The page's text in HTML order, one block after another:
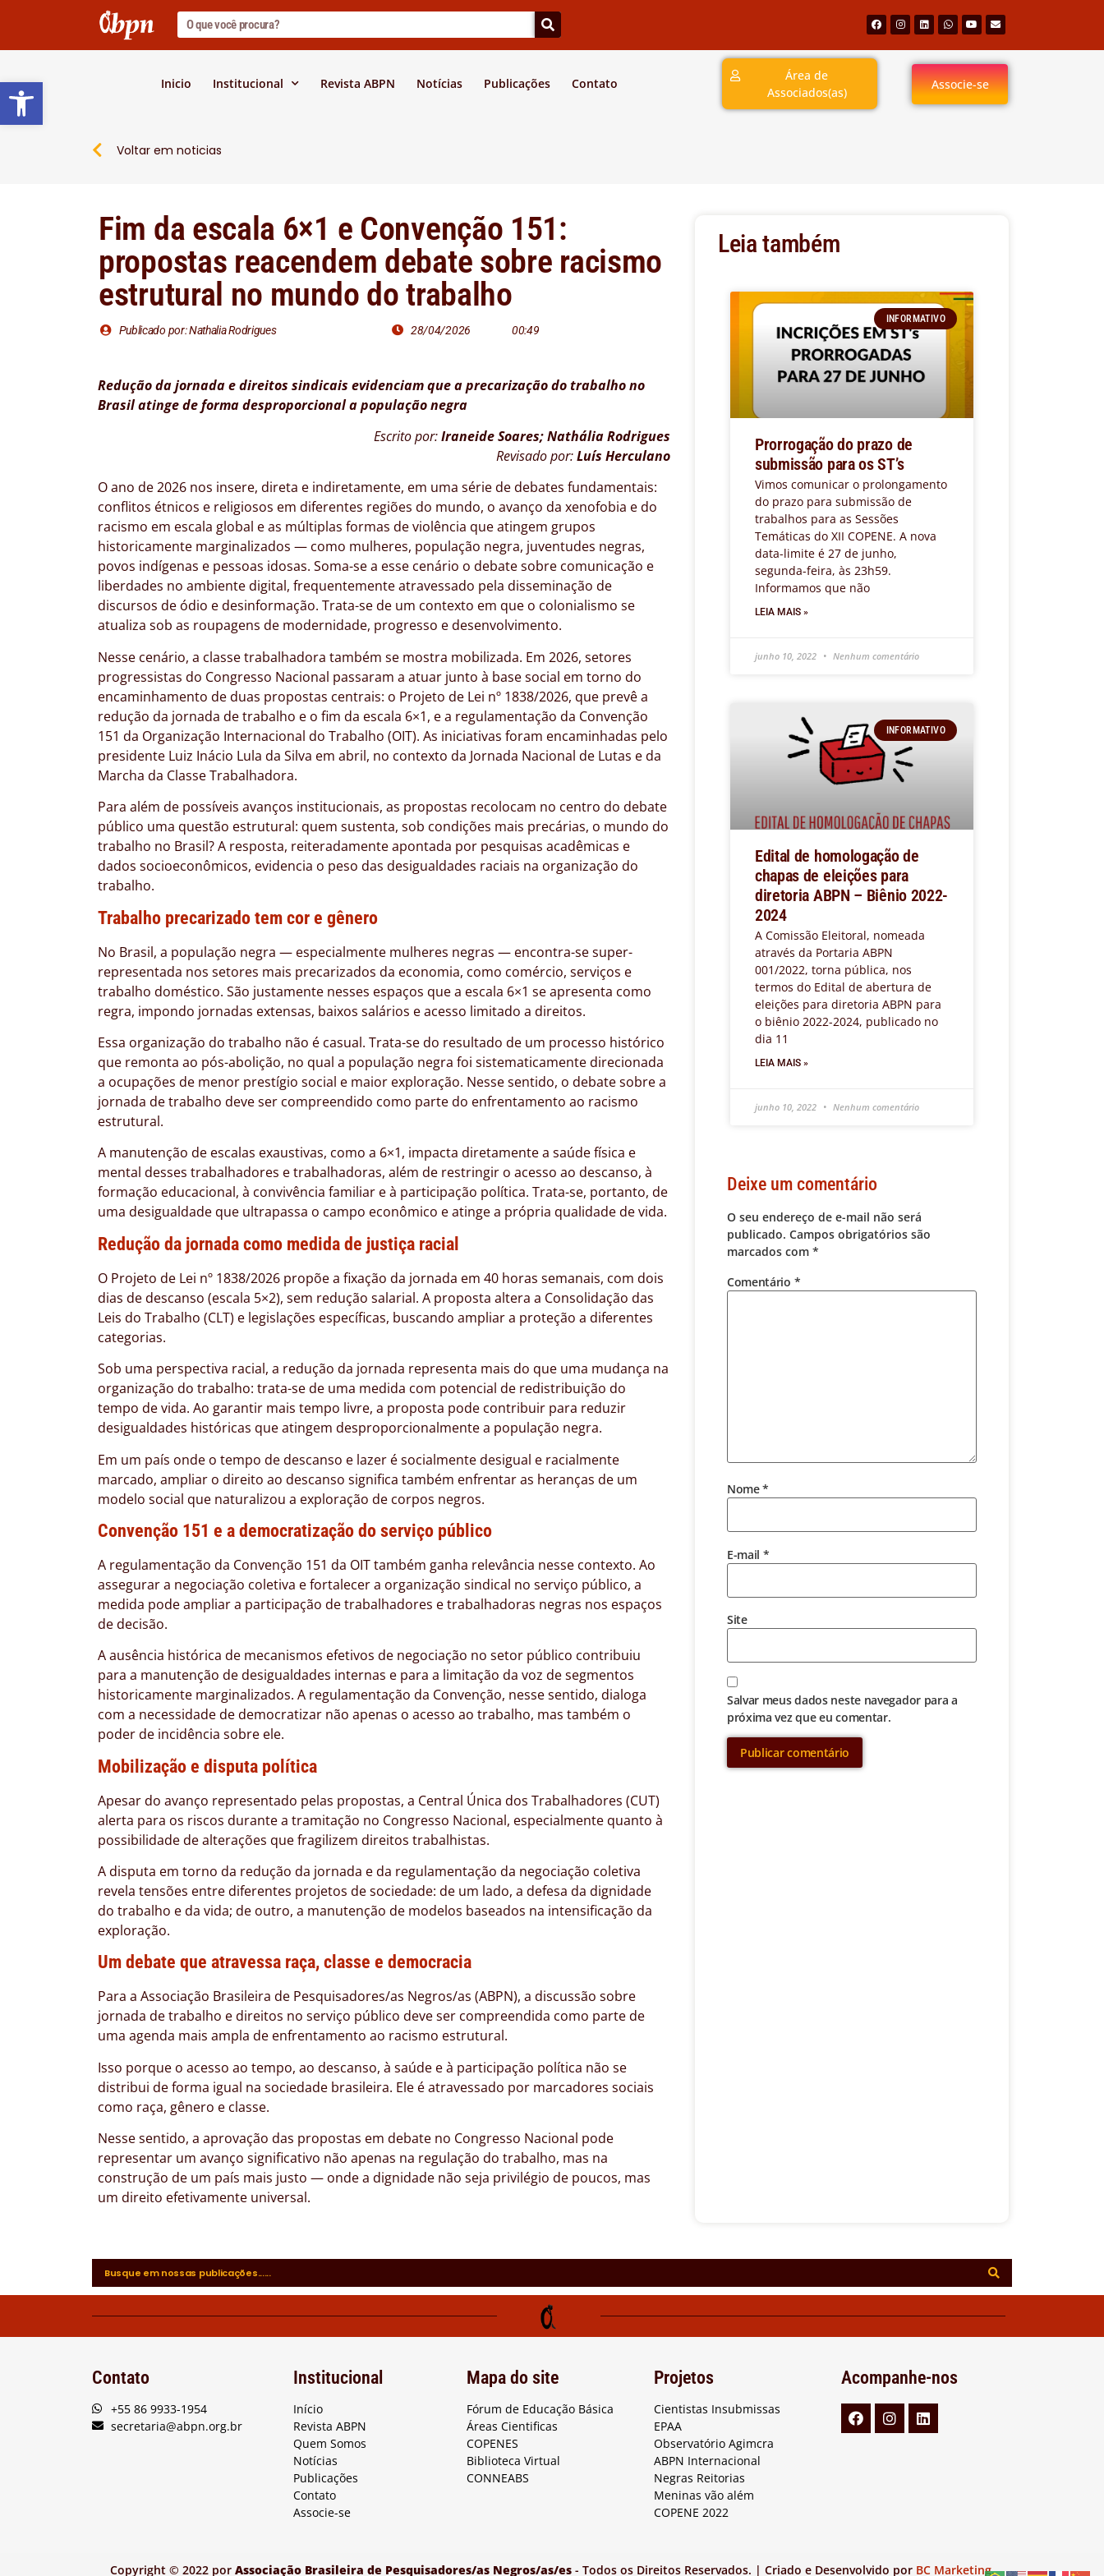
Barra de Ferramentas Aberta
Inicio Institucional Revista ABPN Notícias Publicações Contato
Área de
Associados(as)
Associe-se
Voltar em noticias
Fim da escala 6×1 e Convenção 151:
propostas reacendem debate sobre racismo
estrutural no mundo do trabalho
Publicado por: Nathalia Rodrigues 28/04/2026 00:49
Redução da jornada e direitos sindicais evidenciam que a precarização do trabalho no
Brasil atinge de forma desproporcional a população negra
Escrito por:Iraneide Soares; Nathália Rodrigues
Revisado por:Luís Herculano
O ano de 2026 nos insere, direta e indiretamente, em uma série de debates fundamentais:
conflitos étnicos e religiosos em diferentes regiões do mundo, o avanço da xenofobia e do
racismo em escala global e as múltiplas formas de violência que atingem grupos
historicamente marginalizados — como mulheres, população negra, juventudes negras,
povos indígenas e pessoas idosas. Soma-se a esse cenário o debate sobre comunicação e
liberdades no ambiente digital, frequentemente atravessado pela disseminação de
discursos de ódio e desinformação. Trata-se de um contexto em que o colonialismo se
atualiza sob as roupagens de modernidade, progresso e desenvolvimento.
Nesse cenário, a classe trabalhadora também se mostra mobilizada. Em 2026, setores
progressistas do Congresso Nacional passaram a atuar junto à base social em torno do
encaminhamento de duas propostas centrais: o Projeto de Lei nº 1838/2026, que prevê a
redução da jornada de trabalho e o fim da escala 6×1, e a regulamentação da Convenção
151 da Organização Internacional do Trabalho (OIT). As iniciativas foram encaminhadas pelo
presidente Luiz Inácio Lula da Silva em abril, no contexto da Jornada Nacional de Lutas e da
Marcha da Classe Trabalhadora.
Para além de possíveis avanços institucionais, as propostas recolocam no centro do debate
público uma questão estrutural: quem sustenta, sob condições mais precárias, o mundo do
trabalho no Brasil? A resposta, reiteradamente apontada por pesquisas acadêmicas e
dados socioeconômicos, evidencia o peso das desigualdades raciais na organização do
trabalho.
Trabalho precarizado tem cor e gênero
No Brasil, a população negra — especialmente mulheres negras — encontra-se super-
representada nos setores mais precarizados da economia, como comércio, serviços e
trabalho doméstico. São justamente nesses espaços que a escala 6×1 se apresenta como
regra, impondo jornadas extensas, baixos salários e acesso limitado a direitos.
Essa organização do trabalho não é casual. Trata-se do resultado de um processo histórico
que remonta ao pós-abolição, no qual a população negra foi sistematicamente direcionada
a ocupações de menor prestígio social e maior exploração. Nesse sentido, o debate sobre a
jornada de trabalho deve ser compreendido como parte do enfrentamento ao racismo
estrutural.
A manutenção de escalas exaustivas, como a 6×1, impacta diretamente a saúde física e
mental desses trabalhadores e trabalhadoras, além de restringir o acesso ao descanso, à
formação educacional, à convivência familiar e à participação política. Trata-se, portanto, de
uma desigualdade que ultrapassa o campo econômico e atinge a própria qualidade de vida.
Redução da jornada como medida de justiça racial
O Projeto de Lei nº 1838/2026 propõe a fixação da jornada em 40 horas semanais, com dois
dias de descanso (escala 5×2), sem redução salarial. A proposta altera a Consolidação das
Leis do Trabalho (CLT) e legislações específicas, buscando ampliar a proteção a diferentes
categorias.
Sob uma perspectiva racial, a redução da jornada representa mais do que uma mudança na
organização do trabalho: trata-se de uma medida com potencial de redistribuição do
tempo de vida. Ao garantir mais tempo livre, a proposta pode contribuir para reduzir
desigualdades históricas que atingem desproporcionalmente a população negra.
Em um país onde o tempo de descanso e lazer é socialmente desigual e racialmente
marcado, ampliar o direito ao descanso significa também enfrentar as heranças de um
modelo social que naturalizou a exploração de corpos negros.
Convenção 151 e a democratização do serviço público
A regulamentação da Convenção 151 da OIT também ganha relevância nesse contexto. Ao
assegurar a negociação coletiva e fortalecer a organização sindical no serviço público, a
medida pode ampliar a participação de trabalhadores e trabalhadoras negras nos espaços
de decisão.
A ausência histórica de mecanismos efetivos de negociação no setor público contribuiu
para a manutenção de desigualdades internas e para a limitação da voz de segmentos
historicamente marginalizados. A regulamentação da Convenção, nesse sentido, dialoga
com a necessidade de democratizar não apenas o acesso ao trabalho, mas também o
poder de incidência sobre ele.
Mobilização e disputa política
Apesar do avanço representado pelas propostas, a Central Única dos Trabalhadores (CUT)
alerta para os riscos durante a tramitação no Congresso Nacional, especialmente quanto à
possibilidade de alterações que fragilizem direitos trabalhistas.
A disputa em torno da redução da jornada e da regulamentação da negociação coletiva
revela tensões entre diferentes projetos de sociedade: de um lado, a defesa da dignidade
do trabalho e da vida; de outro, a manutenção de modelos baseados na intensificação da
exploração.
Um debate que atravessa raça, classe e democracia
Para a Associação Brasileira de Pesquisadores/as Negros/as (ABPN), a discussão sobre
jornada de trabalho e direitos no serviço público deve ser compreendida como parte de
uma agenda mais ampla de enfrentamento ao racismo estrutural.
Isso porque o acesso ao tempo, ao descanso, à saúde e à participação política não se
distribui de forma igual na sociedade brasileira. Ele é atravessado por marcadores sociais
como raça, gênero e classe.
Nesse sentido, a aprovação das propostas em debate no Congresso Nacional pode
representar um avanço significativo não apenas na regulação do trabalho, mas na
construção de um país mais justo — onde a dignidade não seja privilégio de poucos, mas
um direito efetivamente universal.
Leia também
INFORMATIVO
Prorrogação do prazo de
submissão para os ST’s
Vimos comunicar o prolongamento
do prazo para submissão de
trabalhos para as Sessões
Temáticas do XII COPENE. A nova
data-limite é 27 de junho,
segunda-feira, às 23h59.
Informamos que não
LEIA MAIS »
junho 10, 2022 Nenhum comentário
INFORMATIVO
Edital de homologação de
chapas de eleições para
diretoria ABPN – Biênio 2022-
2024
A Comissão Eleitoral, nomeada
através da Portaria ABPN
001/2022, torna pública, nos
termos do Edital de abertura de
eleições para diretoria ABPN para
o biênio 2022-2024, publicado no
dia 11
LEIA MAIS »
junho 10, 2022 Nenhum comentário
Deixe um comentário
O seu endereço de e-mail não será
publicado. Campos obrigatórios são
marcados com *
Comentário *
Nome*
E-mail *
Site
Salvar meus dados neste navegador para a
próxima vez que eu comentar.
Contato
+55 86 9933-1954
secretaria@abpn.org.br
Institucional
Início
Revista ABPN
Quem Somos
Notícias
Publicações
Contato
Associe-se
Mapa do site
Fórum de Educação Básica
Áreas Cientificas
COPENES
Biblioteca Virtual
CONNEABS
Projetos
Cientistas Insubmissas
EPAA
Observatório Agimcra
ABPN Internacional
Negras Reitorias
Meninas vão além
COPENE 2022
Acompanhe-nos
Copyright © 2022 por Associação Brasileira de Pesquisadores/as Negros/as/es- Todos os Direitos Reservados. | Criado e Desenvolvido por BC Marketing.